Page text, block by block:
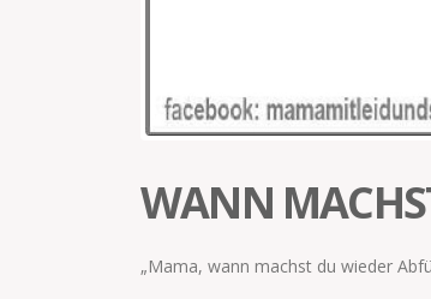
WANN
„Mama, wann machst du wieder